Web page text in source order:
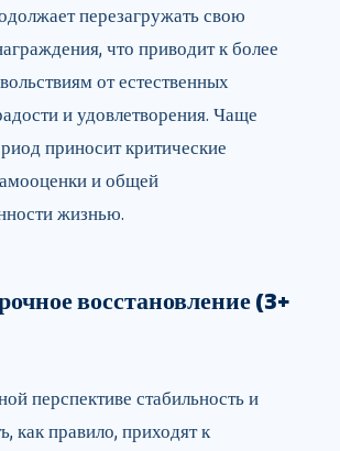
перезагружать свою
что приводит к более
от естественных
и удовлетворения. Чаще
приносит критические
и общей
жизнью.
восстановление (3+
перспективе стабильность и
как правило, приходят к